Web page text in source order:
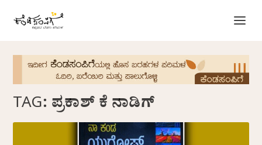
TAG: ಪ್ರಕಾಶ್ ಕೆ ನಾಡಿಗ್